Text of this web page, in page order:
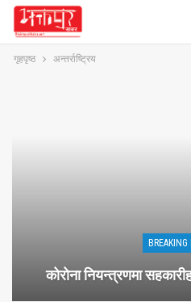
गृहपृष्ठ अन्तर्राष्ट्रिय
BREAKING
कोरोना नियन्त्रणमा